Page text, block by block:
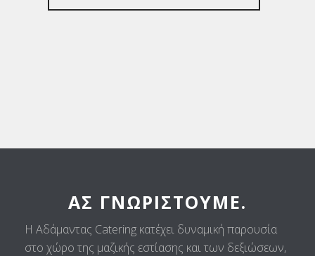
ΑΣ ΓΝΩΡΙΣΤΟΎΜΕ.
Η Αδάμαντας Catering κατέχει δυναμική παρουσία
στο χώρο της μαζικής εστίασης και των δεξιώσεων,